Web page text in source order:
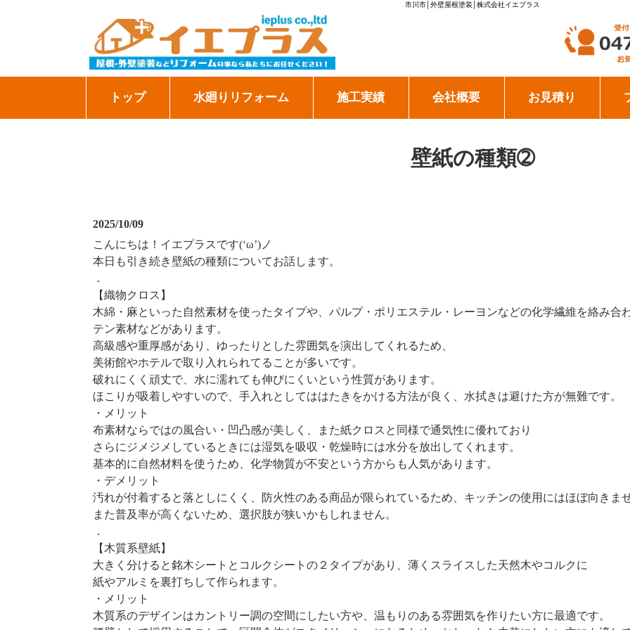
市川市│外壁屋根塗装│株式会社イエプラス
トップ 水廻りリフォーム 施工実績 会社概要 お見積り
壁紙の種類➁
2025/10/09
こんにちは！イエプラスです(‘ω’)ノ
本日も引き続き壁紙の種類についてお話します。
．
【織物クロス】
木綿・麻といった自然素材を使ったタイプや、パルプ・ポリエステル・レーヨンなどの化学繊維を絡み合
テン素材などがあります。
高級感や重厚感があり、ゆったりとした雰囲気を演出してくれるため、
美術館やホテルで取り入れられてることが多いです。
破れにくく頑丈で、水に濡れても伸びにくいという性質があります。
ほこりが吸着しやすいので、手入れとしてははたきをかける方法が良く、水拭きは避けた方が無難です。
・メリット
布素材ならではの風合い・凹凸感が美しく、また紙クロスと同様で通気性に優れており
さらにジメジメしているときには湿気を吸収・乾燥時には水分を放出してくれます。
基本的に自然材料を使うため、化学物質が不安という方からも人気があります。
・デメリット
汚れが付着すると落としにくく、防火性のある商品が限られているため、キッチンの使用にはほぼ向きま
また普及率が高くないため、選択肢が狭いかもしれません。
．
【木質系壁紙】
大きく分けると銘木シートとコルクシートの２タイプがあり、薄くスライスした天然木やコルクに
紙やアルミを裏打ちして作られます。
・メリット
木質系のデザインはカントリー調の空間にしたい方や、温もりのある雰囲気を作りたい方に最適です。